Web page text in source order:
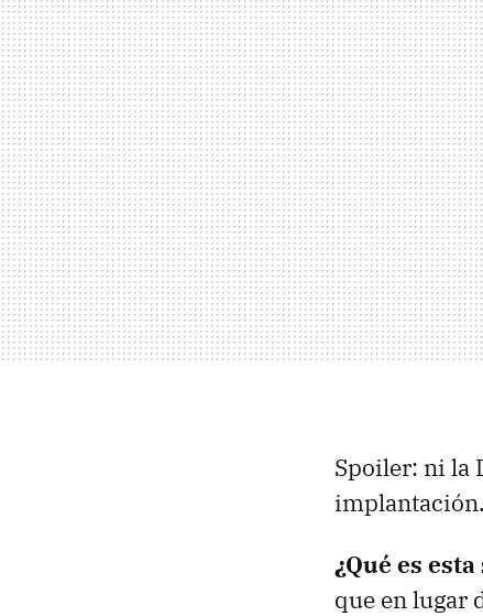
Spoiler: ni la
implantación.
¿Qué es
que en lugar